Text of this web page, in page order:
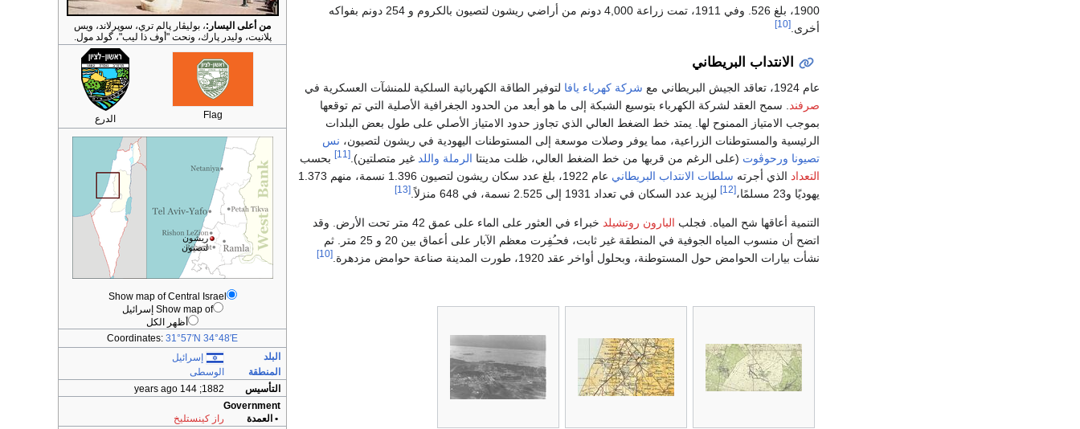
من أعلى اليسار:، بوليڤار پالم تري، سوپرلاند، ويس
پلانيت، وليدر پارك، ونحت "أوف ذا ليب"، گولد مول.
Flag الدرع
ريشون
لتصيون
Show map of Central Israel
Show map of إسرائيل
أظهر الكل
Coordinates: 31°57′N 34°48′E
البلد
إسرائيل
المنطقة
الوسطى
التأسيس
1882
; 144 years ago
Government
• العمدة
راز كينستليخ
1900، بلغ 526. وفي 1911، تمت زراعة 4,000 دونم من أراضي ريشون لتصيون بالكروم و 254 دونم بفواكه
أخرى. [10]
الانتداب البريطاني
عام 1924، تعاقد الجيش البريطاني مع شركة كهرباء يافا لتوفير الطاقة الكهربائية السلكية للمنشآت العسكرية في
صرفند. سمح العقد لشركة الكهرباء بتوسيع الشبكة إلى ما هو أبعد من الحدود الجغرافية الأصلية التي تم توقعها
بموجب الامتياز الممنوح لها. يمتد خط الضغط العالي الذي تجاوز حدود الامتياز الأصلي على طول بعض البلدات
الرئيسية والمستوطنات الزراعية، مما يوفر وصلات موسعة إلى المستوطنات اليهودية في ريشون لتصيون، نس
تصيونا ورحوڤوت (على الرغم من قربها من خط الضغط العالي، ظلت مدينتا الرملة واللد غير متصلتين).[11]
بحسب
التعداد الذي أجرته سلطات الانتداب البريطاني
عام 1922، بلغ عدد سكان ريشون لتصيون 1.396 نسمة، منهم 1.373
يهوديًا و23 مسلمًا،
[12] ليزيد عدد السكان في تعداد 1931 إلى 2.525 نسمة، في 648 منزلاً. [13]
التنمية أعاقها شح المياه. فجلب البارون روتشيلد
خبراء في العثور على الماء على عمق 42 متر تحت الأرض. وقد
اتضح أن منسوب المياه الجوفية في المنطقة غير ثابت، فحـُفِرت معظم الآبار على أعماق بين 20 و 25 متر. ثم
نشأت بيارات الحوامض حول المستوطنة، وبحلول أواخر عقد 1920، طورت المدينة صناعة حوامض مزدهرة.
[10]